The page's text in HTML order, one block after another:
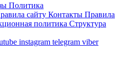
Политика
сайту Контакты Правила
политика Структура
instagram telegram viber